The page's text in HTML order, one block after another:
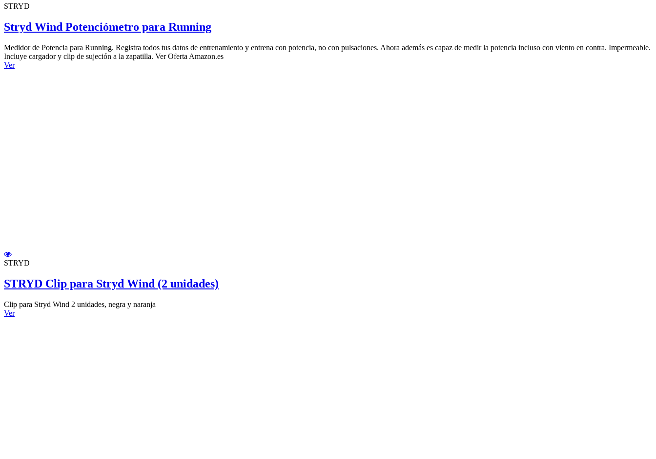
STRYD
Stryd Wind Potenciómetro para Running
Medidor de Potencia para Running. Registra todos tus datos de entrenamiento y entrena con potencia, no con pulsaciones. Ahora además es capaz de medir la potencia incluso con viento en contra. Impermeable.
Incluye cargador y clip de sujeción a la zapatilla. Ver Oferta Amazon.es
Ver
STRYD
STRYD Clip para Stryd Wind (2 unidades)
Clip para Stryd Wind 2 unidades, negra y naranja
Ver